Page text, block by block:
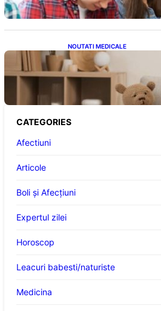
NOUTATI MEDICALE
Compararea
manuale: Alegerea
moderne
CATEGORIES
Afectiuni
Articole
Boli și Afecțiuni
Expertul zilei
Horoscop
Leacuri babesti/naturiste
Medicina